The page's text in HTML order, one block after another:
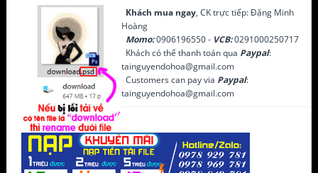
Khách mua ngay, CK trực tiếp: Đặng Minh
Hoàng
Momo:0906196550 - VCB:0291000250717
Khách có thể thanh toán qua Paypal:
tainguyendohoa@gmail.com
Customers can pay via Paypal:
tainguyendohoa@gmail.com